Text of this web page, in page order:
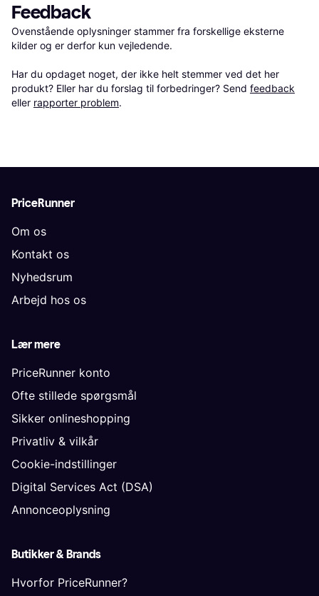
Feedback
Ovenstående oplysninger stammer fra forskellige eksterne
kilder og er derfor kun vejledende.
Har du opdaget noget, der ikke helt stemmer ved det her
produkt? Eller har du forslag til forbedringer? Send feedback
eller rapporter problem.
PriceRunner
Om os
Kontakt os
Nyhedsrum
Arbejd hos os
Lær mere
PriceRunner konto
Ofte stillede spørgsmål
Sikker onlineshopping
Privatliv & vilkår
Cookie-indstillinger
Digital Services Act (DSA)
Annonceoplysning
Butikker & Brands
Hvorfor PriceRunner?